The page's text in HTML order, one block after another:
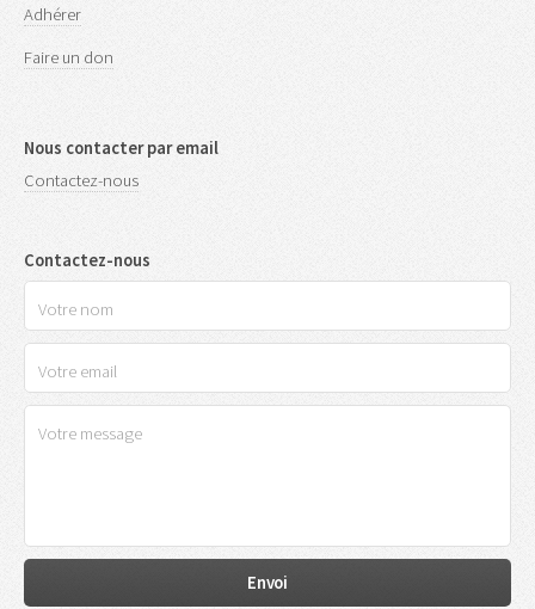
Adhérer
Faire un don
Nous contacter par email
Contactez-nous
Contactez-nous